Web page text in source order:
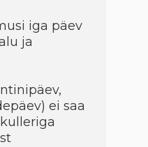
iga päev
ja
ei saa